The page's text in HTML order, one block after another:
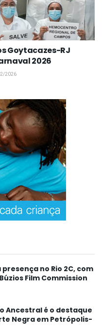
Goytacazes-RJ
2026
2026
no Rio 2C, com
Film Commission
Ancestral é o destaque
Negra em Petrópolis-